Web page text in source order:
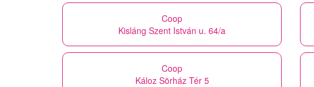
Coop
Kisláng Szent István u. 64/a
Coop
Káloz Sörház Tér 5